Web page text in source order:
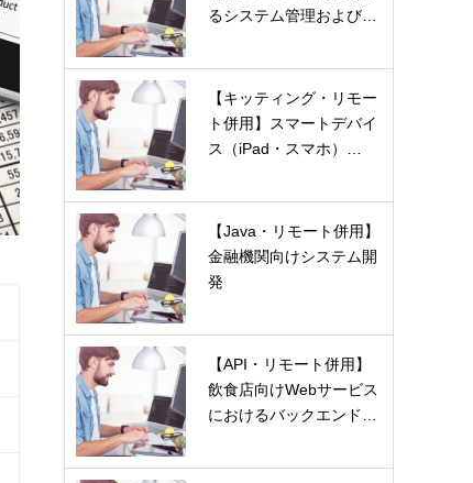
るシステム管理および…
【キッティング・リモー
ト併用】スマートデバイ
ス（iPad・スマホ）…
【Java・リモート併用】
金融機関向けシステム開
発
【API・リモート併用】
飲食店向けWebサービス
におけるバックエンド…